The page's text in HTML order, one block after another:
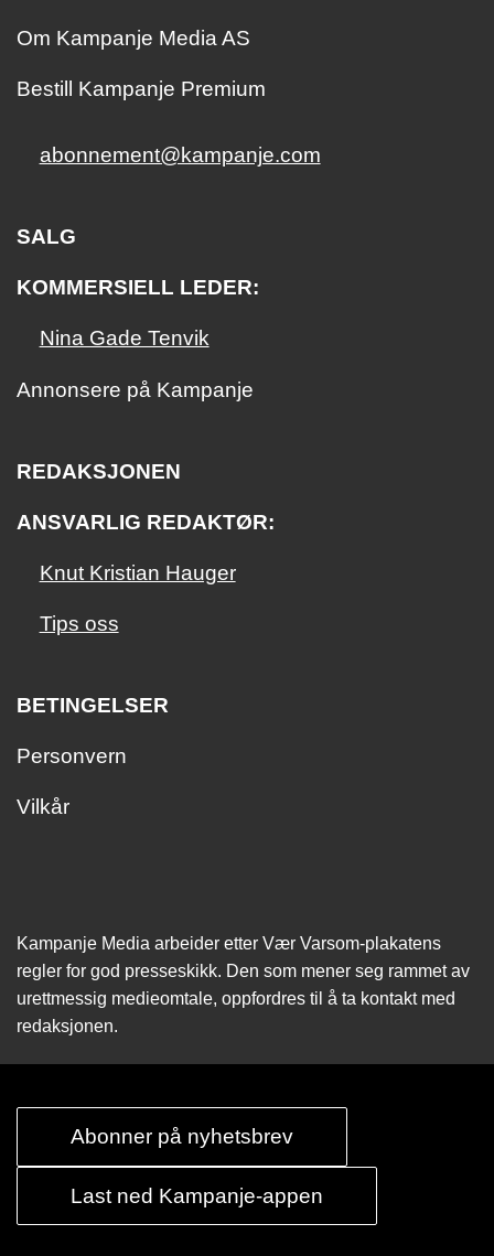
Om Kampanje Media AS
Bestill Kampanje Premium
abonnement@kampanje.com
SALG
KOMMERSIELL LEDER:
Nina Gade Tenvik
Annonsere på Kampanje
REDAKSJONEN
ANSVARLIG REDAKTØR:
Knut Kristian Hauger
Tips oss
BETINGELSER
Personvern
Vilkår
Kampanje Media arbeider etter Vær Varsom-plakatens
regler for god presseskikk. Den som mener seg rammet av
urettmessig medie­omtale, oppfordres til å ta kontakt med
redaksjonen.
Abonner på nyhetsbrev
Last ned Kampanje-appen